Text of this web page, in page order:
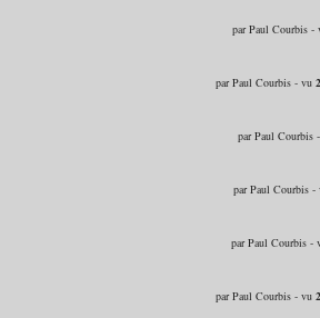
par Paul Courbis -
par Paul Courbis - vu
par Paul Courbis
par Paul Courbis -
par Paul Courbis -
par Paul Courbis - vu